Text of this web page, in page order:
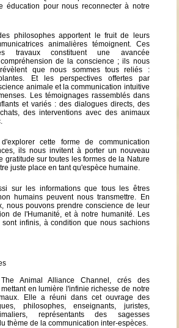
éducation pour nous reconnecter à notre
philosophes apportent le fruit de leurs
animalières témoignent. Ces
travaux constituent une avancée
de la conscience ; ils nous
que nous sommes tous reliés :
Et les perspectives offertes par
animale et la communication intuitive
Les témoignages rassemblés dans
et variés : des dialogues directs, des
des interventions avec des animaux
cette forme de communication
ils nous invitent à porter un nouveau
gratitude sur toutes les formes de la Nature
juste place en tant qu'espèce humaine.
sur les informations que tous les êtres
humains peuvent nous transmettre. En
nous pouvons prendre conscience de leur
de l'Humanité, et à notre humanité. Les
infinis, à condition que nous sachions
The Animal Alliance Channel, crés des
en lumière l'infinie richesse de notre
Elle a réuni dans cet ouvrage des
philosophes, enseignants, juristes,
représentants des sagesses
thème de la communication inter-espèces.